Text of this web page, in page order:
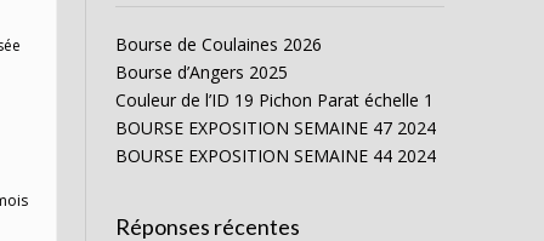
Bourse de Coulaines 2026
Bourse d’Angers 2025
Couleur de l’ID 19 Pichon Parat échelle 1
BOURSE EXPOSITION SEMAINE 47 2024
BOURSE EXPOSITION SEMAINE 44 2024
Réponses récentes